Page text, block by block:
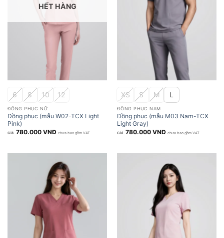
HẾT HÀNG
6 8 10 12
ĐỒNG PHỤC NỮ
Đồng phục (mẫu W02-TCX Light
Pink)
780.000VNĐ chưa bao gồm VAT
XS S M L
ĐỒNG PHỤC NAM
Đồng phục (mẫu M03 Nam-TCX
Light Gray)
780.000VNĐ chưa bao gồm VAT